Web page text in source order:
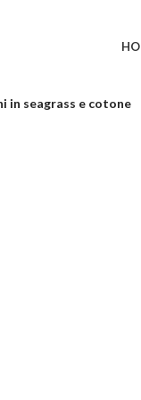
in seagrass e cotone